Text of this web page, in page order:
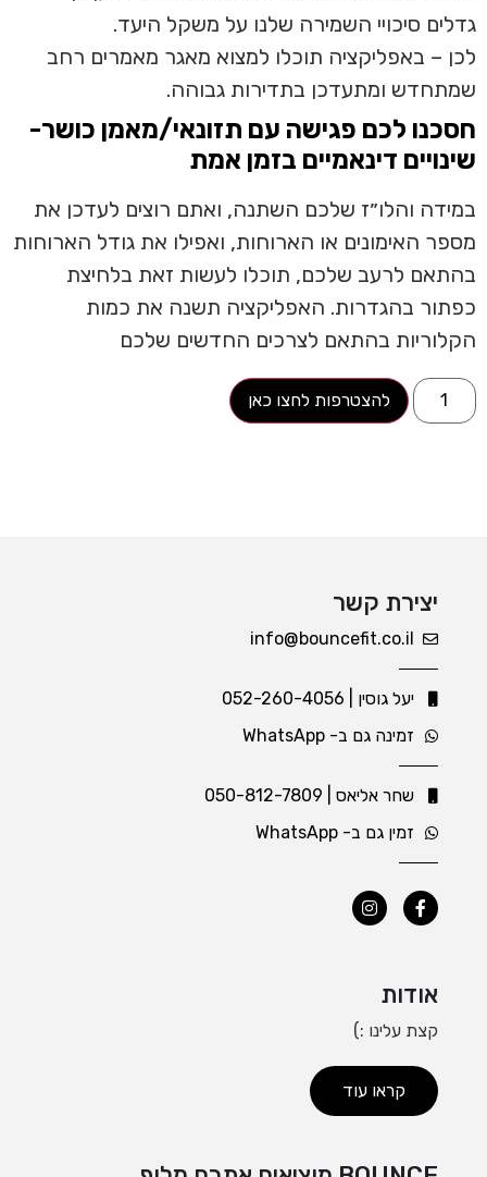
גדלים סיכויי השמירה שלנו על משקל היעד.
לכן – באפליקציה תוכלו למצוא מאגר מאמרים רחב
שמתחדש ומתעדכן בתדירות גבוהה.
חסכנו לכם פגישה עם תזונאי/מאמן כושר-
שינויים דינאמיים בזמן אמת
במידה והלו״ז שלכם השתנה, ואתם רוצים לעדכן את
מספר האימונים או הארוחות, ואפילו את גודל הארוחות
בהתאם לרעב שלכם, תוכלו לעשות זאת בלחיצת
כפתור בהגדרות. האפליקציה תשנה את כמות
הקלוריות בהתאם לצרכים החדשים שלכם
להצטרפות לחצו כאן
אודות
קצת עלינו :)
קראו עוד
יצירת קשר
info@bouncefit.co.il
יעל גוסין | ⁦052-260-4056⁩
זמינה גם ב- WhatsApp
שחר אליאס | 050-812-7809
זמין גם ב- WhatsApp